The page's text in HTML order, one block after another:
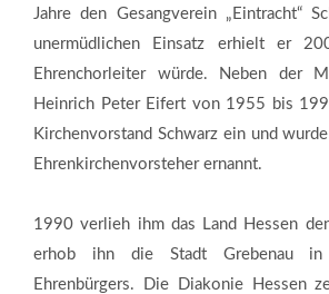
Jahre den Gesangverein „Eintracht“
unermüdlichen Einsatz erhielt er
Ehrenchorleiter würde. Neben der
Heinrich Peter Eifert von 1955 bis
Kirchenvorstand Schwarz ein und
Ehrenkirchenvorsteher ernannt.
1990 verlieh ihm das Land Hessen
erhob ihn die Stadt Grebenau
Ehrenbürgers. Die Diakonie Hessen